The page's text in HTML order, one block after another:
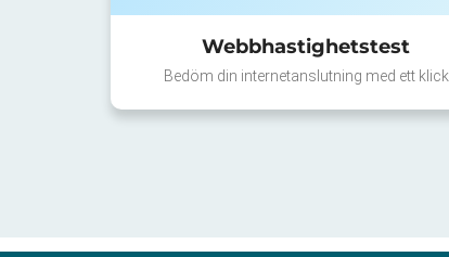
Webbhastighetstest
Bedöm din internetanslutning med ett klick